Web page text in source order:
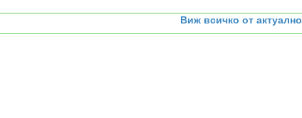
Виж всичко от актуално